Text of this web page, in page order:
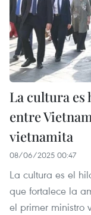
La cultura
entre
vietnamita
08/06/2025 00:47
La cultura es el
que fortalece la
el primer ministro